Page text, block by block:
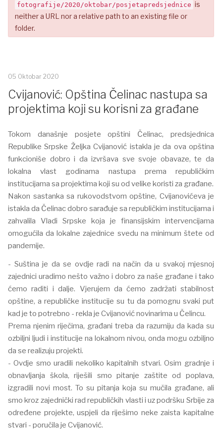
fotografije/2020/oktobar/posjetapredsjednice is
neither a URL nor a relative path to an existing file or
folder.
05 Oktobar 2020
Cvijanović: Opština Čelinac nastupa sa
projektima koji su korisni za građane
Tokom današnje posjete opštini Čelinac, predsjednica
Republike Srpske Željka Cvijanović istakla je da ova opština
funkcioniše dobro i da izvršava sve svoje obavaze, te da
lokalna vlast godinama nastupa prema republičkim
institucijama sa projektima koji su od velike koristi za građane.
Nakon sastanka sa rukovodstvom opštine, Cvijanovićeva je
istakla da Čelinac dobro sarađuje sa republičkim institucijama i
zahvalila Vladi Srpske koja je finansijskim intervencijama
omogućila da lokalne zajednice svedu na minimum štete od
pandemije.
- Suština je da se ovdje radi na način da u svakoj mjesnoj
zajednici uradimo nešto važno i dobro za naše građane i tako
ćemo raditi i dalje. Vjerujem da ćemo zadržati stabilnost
opštine, a republičke institucije su tu da pomognu svaki put
kad je to potrebno - rekla je Cvijanović novinarima u Čelincu.
Prema njenim riječima, građani treba da razumiju da kada su
ozbiljni ljudi i institucije na lokalnom nivou, onda mogu ozbiljno
da se realizuju projekti.
- Ovdje smo uradili nekoliko kapitalnih stvari. Osim gradnje i
obnavljanja škola, riješili smo pitanje zaštite od poplava,
izgradili novi most. To su pitanja koja su mučila građane, ali
smo kroz zajednički rad republičkih vlasti i uz podršku Srbije za
određene projekte, uspjeli da riješimo neke zaista kapitalne
stvari - poručila je Cvijanović.